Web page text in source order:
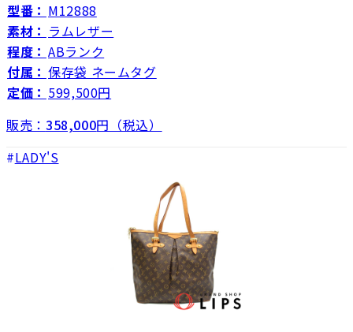
型番： M12888
素材： ラムレザー
程度： ABランク
付属： 保存袋 ネームタグ
定価： 599,500円
販売： 358,000円（税込）
LADY'S